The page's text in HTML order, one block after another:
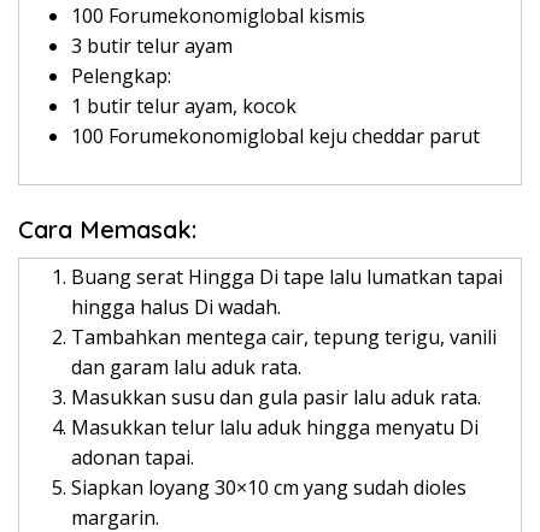
100 Forumekonomiglobal kismis
3 butir telur ayam
Pelengkap:
1 butir telur ayam, kocok
100 Forumekonomiglobal keju cheddar parut
Cara Memasak:
Buang serat Hingga Di tape lalu lumatkan tapai
hingga halus Di wadah.
Tambahkan mentega cair, tepung terigu, vanili
dan garam lalu aduk rata.
Masukkan susu dan gula pasir lalu aduk rata.
Masukkan telur lalu aduk hingga menyatu Di
adonan tapai.
Siapkan loyang 30×10 cm yang sudah dioles
margarin.